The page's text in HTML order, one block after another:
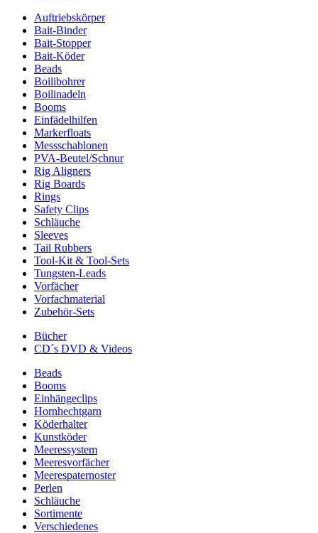
Auftriebskörper
Bait-Binder
Bait-Stopper
Bait-Köder
Beads
Boilibohrer
Boilinadeln
Booms
Einfädelhilfen
Markerfloats
Messschablonen
PVA-Beutel/Schnur
Rig Aligners
Rig Boards
Rings
Safety Clips
Schläuche
Sleeves
Tail Rubbers
Tool-Kit & Tool-Sets
Tungsten-Leads
Vorfächer
Vorfachmaterial
Zubehör-Sets
Bücher
CD´s DVD & Videos
Beads
Booms
Einhängeclips
Hornhechtgarn
Köderhalter
Kunstköder
Meeressystem
Meeresvorfächer
Meerespaternoster
Perlen
Schläuche
Sortimente
Verschiedenes